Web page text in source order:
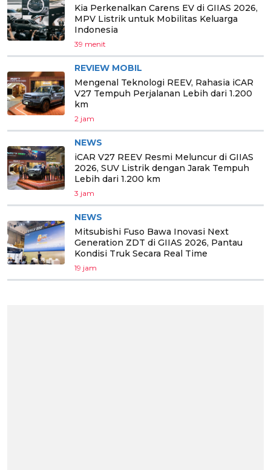
Kia Perkenalkan Carens EV di GIIAS 2026,
MPV Listrik untuk Mobilitas Keluarga
Indonesia
39 menit
REVIEW MOBIL
Mengenal Teknologi REEV, Rahasia iCAR
V27 Tempuh Perjalanan Lebih dari 1.200
km
2 jam
NEWS
iCAR V27 REEV Resmi Meluncur di GIIAS
2026, SUV Listrik dengan Jarak Tempuh
Lebih dari 1.200 km
3 jam
NEWS
Mitsubishi Fuso Bawa Inovasi Next
Generation ZDT di GIIAS 2026, Pantau
Kondisi Truk Secara Real Time
19 jam